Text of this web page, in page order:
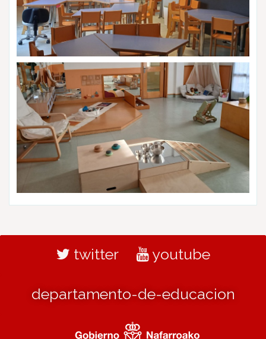
twitter youtube
departamento-de-educacion